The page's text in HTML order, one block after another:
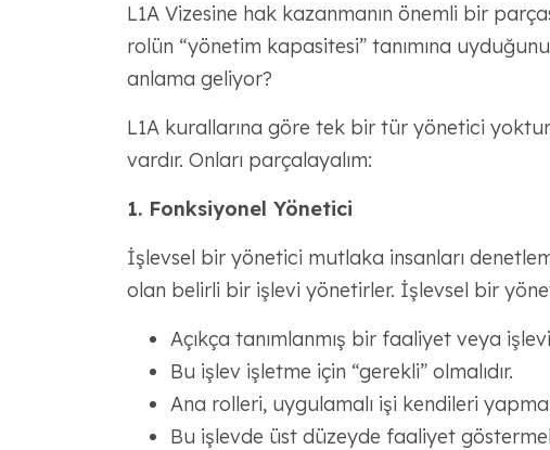
L1A Vizesine hak kazanmanın önemli bir
rolün “yönetim kapasitesi” tanımına
anlama geliyor?
L1A kurallarına göre tek bir tür yönetici
vardır. Onları parçalayalım:
1. Fonksiyonel Yönetici
İşlevsel bir yönetici mutlaka insanları
olan belirli bir işlevi yönetirler. İşlevsel bir
Açıkça tanımlanmış bir faaliyet veya
Bu işlev işletme için “gerekli” olmalıdır.
Ana rolleri, uygulamalı işi kendileri
Bu işlevde üst düzeyde faaliyet